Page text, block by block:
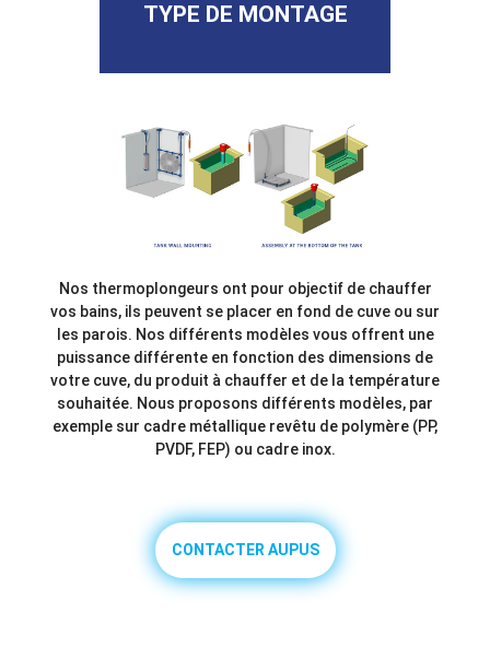
TYPE DE MONTAGE
Nos thermoplongeurs ont pour objectif de chauffer
vos bains, ils peuvent se placer en fond de cuve ou sur
les parois. Nos différents modèles vous offrent une
puissance différente en fonction des dimensions de
votre cuve, du produit à chauffer et de la température
souhaitée. Nous proposons différents modèles, par
exemple sur cadre métallique revêtu de polymère (PP,
PVDF, FEP) ou cadre inox.
CONTACTER AUPUS